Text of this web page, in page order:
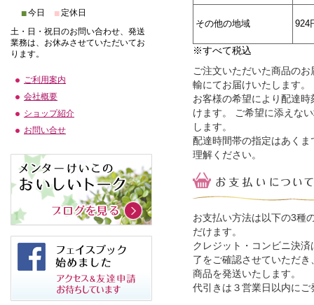
その他の地域 924
※すべて税込
ご注文いただいた商品の
輸にてお届けいたします。
お客様の希望により配達
けます。 ご希望に添えな
します。
配達時間帯の指定はあくま
理解ください。
お支払い方法は以下の3種
だけます。
クレジット・コンビニ決
了をご確認させていただ
商品を発送いたします。
代引きは３営業日以内にご
■今日 ■ 定休日
土・日・祝日のお問い合わせ、発送
業務は、お休みさせていただいてお
ります。
ご利用案内
会社概要
ショップ紹介
お問い合せ